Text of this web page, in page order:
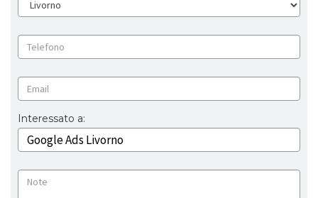
Interessato a: